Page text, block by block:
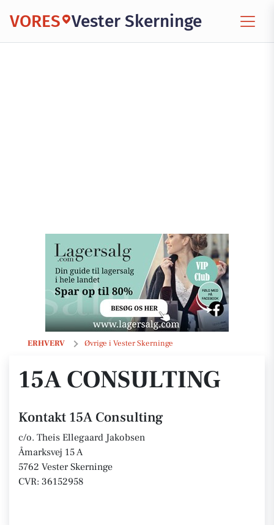
VORES Vester Skerninge
ERHVERV Øvrige i Vester Skerninge
15A Consulting
15A CONSULTING
Kontakt 15A Consulting
c/o. Theis Ellegaard Jakobsen
Åmarksvej 15 A
5762 Vester Skerninge
CVR: 36152958